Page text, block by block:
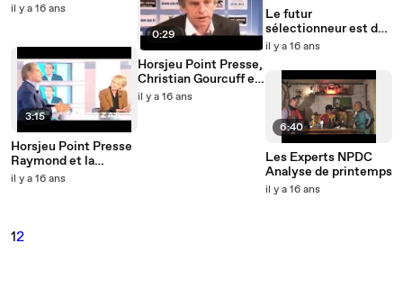
il y a 16 ans
3:15
Horsjeu Point Presse
Raymond et la
préparation mentale
il y a 16 ans
0:29
Horsjeu Point Presse,
Christian Gourcuff et
Zahia...
il y a 16 ans
Le futur
sélectionneur est de
droite
il y a 16 ans
6:40
Les Experts NPDC
Analyse de printemps
il y a 16 ans
12